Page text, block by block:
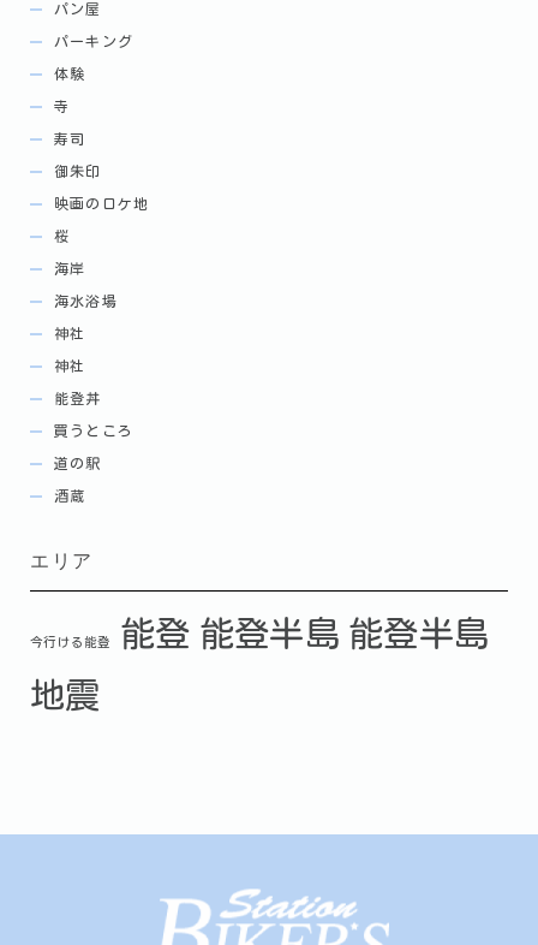
パン屋
パーキング
体験
寺
寿司
御朱印
映画のロケ地
桜
海岸
海水浴場
神社
神社
能登丼
買うところ
道の駅
酒蔵
エリア
今行ける能登 能登 能登半島 能登半島
地震